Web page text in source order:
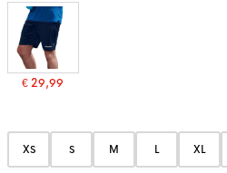
gallerij
€ 29,99
XS S M L XL